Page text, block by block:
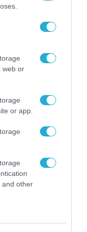
web or
or app.
and other